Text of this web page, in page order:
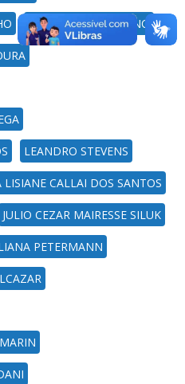
LUCAS DOTTO BUENO
LEANDRO STEVENS
LISIANE CALLAI DOS SANTOS
JULIO CEZAR MAIRESSE SILUK
PETERMANN